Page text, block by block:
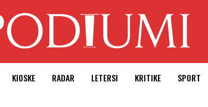
KIOSKE RADAR LETERSI KRITIKE SPORT